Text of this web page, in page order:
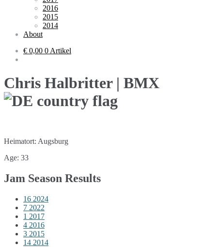
2016
2015
2014
About
€ 0,00 0 Artikel
Chris Halbritter | BMX
Heimatort: Augsburg
Age: 33
Jam Season Results
16 2024
7 2022
1 2017
4 2016
3 2015
14 2014